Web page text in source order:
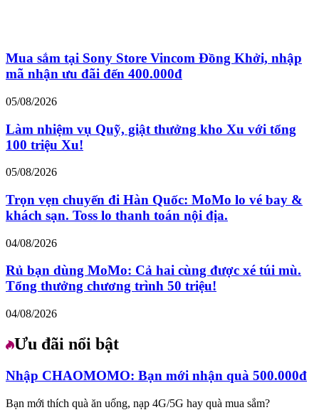
Mua sắm tại Sony Store Vincom Đồng Khởi, nhập
mã nhận ưu đãi đến 400.000đ
05/08/2026
Làm nhiệm vụ Quỹ, giật thưởng kho Xu với tổng
100 triệu Xu!
05/08/2026
Trọn vẹn chuyến đi Hàn Quốc: MoMo lo vé bay &
khách sạn. Toss lo thanh toán nội địa.
04/08/2026
Rủ bạn dùng MoMo: Cả hai cùng được xé túi mù.
Tổng thưởng chương trình 50 triệu!
04/08/2026
Ưu đãi nổi bật
Nhập CHAOMOMO: Bạn mới nhận quà 500.000đ
Bạn mới thích quà ăn uống, nạp 4G/5G hay quà mua sắm?